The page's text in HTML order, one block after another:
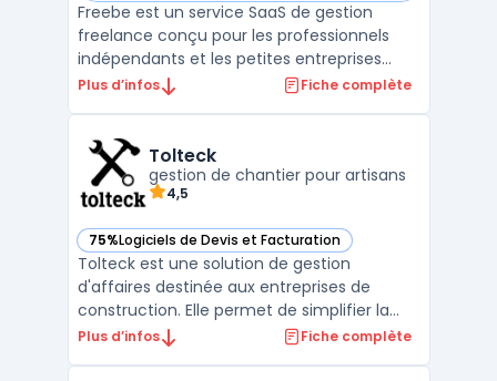
Freebe est un service SaaS de gestion
freelance conçu pour les professionnels
indépendants et les petites entreprises
recherchant un outil pour organiser leur
administratifs présentent un enjeu de
temps pour les micro ...
Plus d’infos Fiche complète
Tolteck
gestion de chantier pour artisans
4,5
75%Logiciels de Devis et Facturation
— voir Tolteck dans cette catégorie
Tolteck est une solution de gestion
d'affaires destinée aux entreprises de
construction. Elle permet de simplifier la
gestion des projets en centralisant toutes
Plus d’infos Fiche complète